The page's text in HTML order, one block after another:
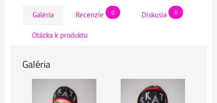
Galéria Recenzie 0 Diskusia 0
Otázka k produktu
Galéria